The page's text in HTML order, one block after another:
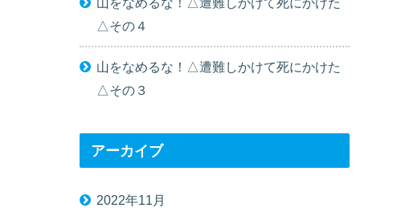
△その４
山をなめるな！△遭難しかけて死にかけた
△その３
アーカイブ
2022年11月